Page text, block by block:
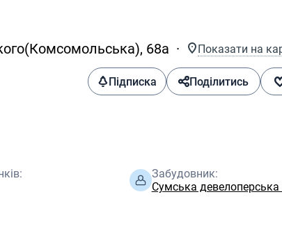
68а Показати на
Підписка Поділитись
Забудовник:
Сумська девелоперська